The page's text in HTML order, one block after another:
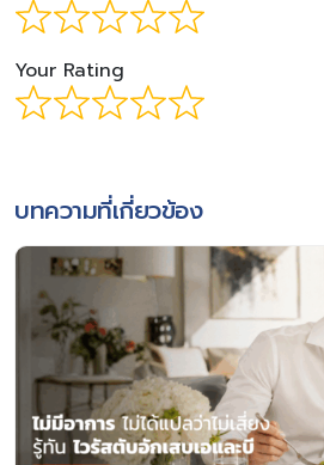
Your Rating
บทความที่เกี่ยวข้อง